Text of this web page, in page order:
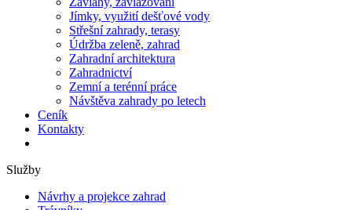
Jímky, využití dešťové vody
Střešní zahrady, terasy
Údržba zeleně, zahrad
Zahradní architektura
Zahradnictví
Zemní a terénní práce
Návštěva zahrady po letech
Ceník
Kontakty
Služby
Návrhy a projekce zahrad